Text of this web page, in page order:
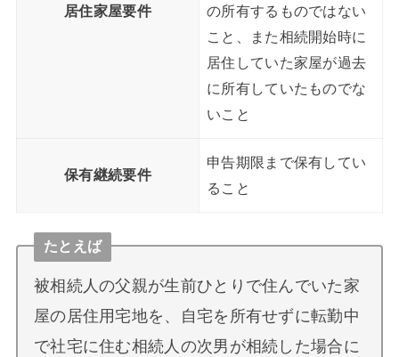
居住家屋要件
の所有するものではない
こと、また相続開始時に
居住していた家屋が過去
に所有していたものでな
いこと
保有継続要件
申告期限まで保有してい
ること
たとえば
被相続人の父親が生前ひとりで住んでいた家
屋の居住用宅地を、自宅を所有せずに転勤中
で社宅に住む相続人の次男が相続した場合に